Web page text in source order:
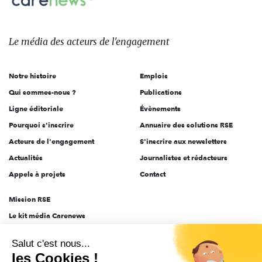
Le
des
l'engagement
Le média des acteurs de l'engagement
Notre histoire
Qui sommes-nous ?
Ligne éditoriale
Pourquoi s'inscrire
Acteurs de l'engagement
Actualités
Appels à projets
Emplois
Publications
Évènements
Annuaire des solutions RSE
S'inscrire aux newsletters
Journalistes et rédacteurs
Contact
Mission RSE
Le kit média Carenews
AEF info
Salut c'est nous...
les Cookies !